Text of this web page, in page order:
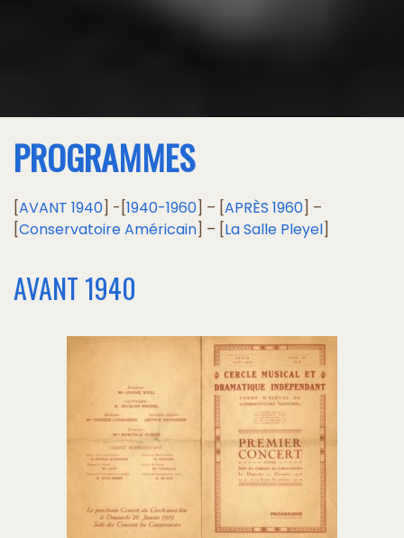
PROGRAMMES
[AVANT 1940] -[1940-1960] – [APRÈS 1960] –
[Conservatoire Américain] – [La Salle Pleyel]
AVANT 1940